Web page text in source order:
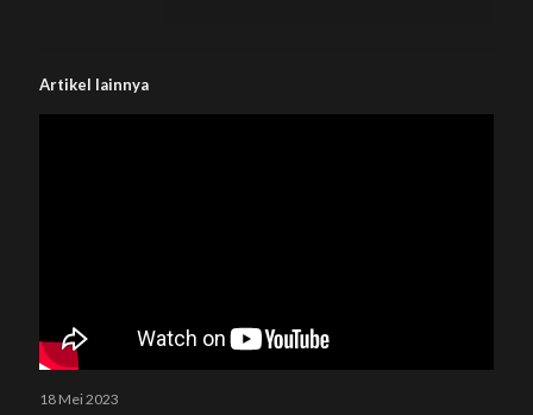
Artikel lainnya
18 Mei 2023